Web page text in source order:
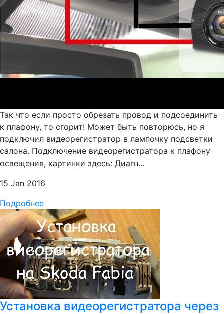
Так что если просто обрезать провод и подсоединить
к плафону, то сгорит! Может быть повторюсь, но я
подключил видеорегистратор в лампочку подсветки
салона. Подключение видеорегистратора к плафону
освещения, картинки здесь: Диагн...
15 Jan 2016
Подробнее
Установка видеорегистратора через